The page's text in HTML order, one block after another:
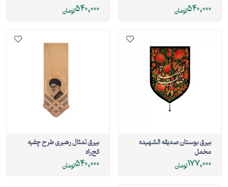
540,000تومان 540,000تومان
بیرق بوستان صدیقه الشهیده
مخمل
177,000تومان
بیرق تمثال رهبری طرح چفیه
کج‌راه
540,000تومان